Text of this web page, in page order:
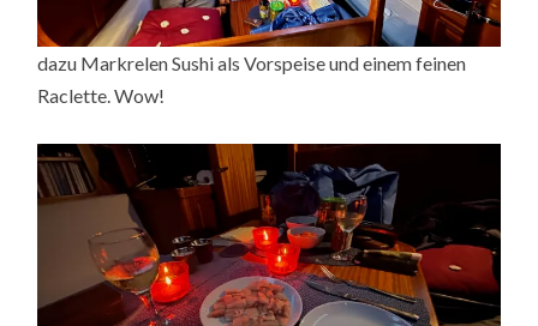
dazu Markrelen Sushi als Vorspeise und einem feinen
Raclette. Wow!